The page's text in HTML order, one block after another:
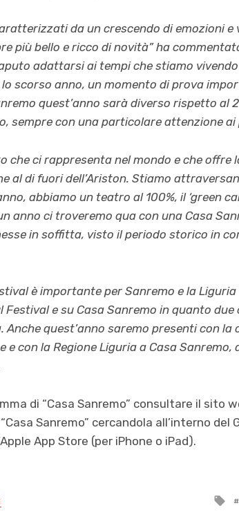
da un crescendo di emozioni
più bello e ricco di novità” ha
adattarsi ai tempi che stiamo
scorso anno, un momento di prova
quest’anno sarà diverso rispetto al
sempre con una particolare attenzione
che ci rappresenta nel mondo e che
al di fuori dell’Ariston. Stiamo
abbiamo un teatro al 100%, il ‘green
anno ci troveremo qua con una Casa
in soffitta, visto il periodo storico in
è importante per Sanremo e la
Festival e su Casa Sanremo in quanto
quest’anno saremo presenti con
e con la Regione Liguria a Casa
di “Casa Sanremo” consultare il sito
Sanremo” cercandola all’interno del
App Store (per iPhone o iPad).